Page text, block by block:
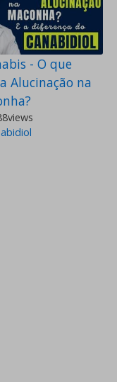
- O que
Alucinação na
views